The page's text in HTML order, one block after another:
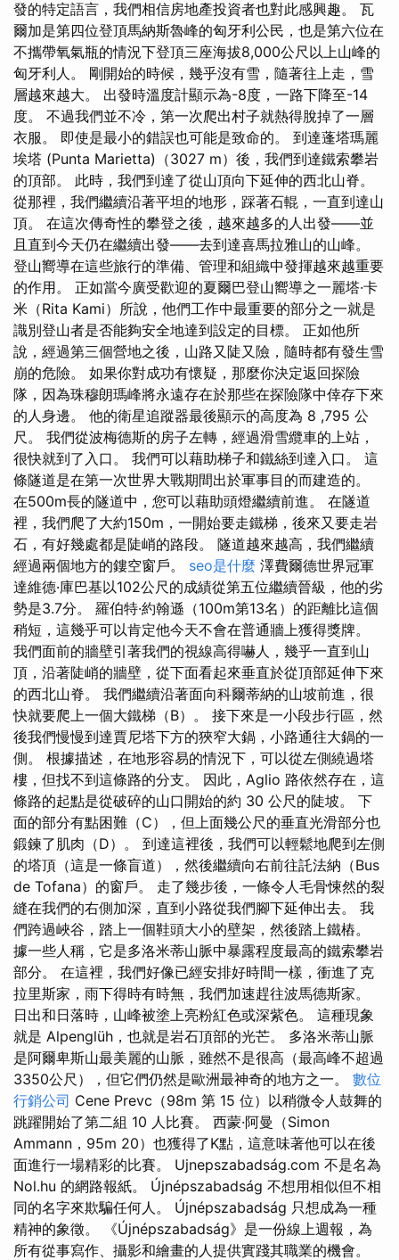
發的特定語言，我們相信房地產投資者也對此感興趣。 瓦
爾加是第四位登頂馬納斯魯峰的匈牙利公民，也是第六位在
不攜帶氧氣瓶的情況下登頂三座海拔8,000公尺以上山峰的
匈牙利人。 剛開始的時候，幾乎沒有雪，隨著往上走，雪
層越來越大。 出發時溫度計顯示為-8度，一路下降至-14
度。 不過我們並不冷，第一次爬出村子就熱得脫掉了一層
衣服。 即使是最小的錯誤也可能是致命的。 到達蓬塔瑪麗
埃塔 (Punta Marietta)（3027 m）後，我們到達鐵索攀岩
的頂部。 此時，我們到達了從山頂向下延伸的西北山脊。
從那裡，我們繼續沿著平坦的地形，踩著石輥，一直到達山
頂。 在這次傳奇性的攀登之後，越來越多的人出發——並
且直到今天仍在繼續出發——去到達喜馬拉雅山的山峰。
登山嚮導在這些旅行的準備、管理和組織中發揮越來越重要
的作用。 正如當今廣受歡迎的夏爾巴登山嚮導之一麗塔·卡
米（Rita Kami）所說，他們工作中最重要的部分之一就是
識別登山者是否能夠安全地達到設定的目標。 正如他所
說，經過第三個營地之後，山路又陡又險，隨時都有發生雪
崩的危險。 如果你對成功有懷疑，那麼你決定返回探險
隊，因為珠穆朗瑪峰將永遠存在於那些在探險隊中倖存下來
的人身邊。 他的衛星追蹤器最後顯示的高度為 8 ,795 公
尺。 我們從波梅德斯的房子左轉，經過滑雪纜車的上站，
很快就到了入口。 我們可以藉助梯子和鐵絲到達入口。 這
條隧道是在第一次世界大戰期間出於軍事目的而建造的。
在500m長的隧道中，您可以藉助頭燈繼續前進。 在隧道
裡，我們爬了大約150m，一開始要走鐵梯，後來又要走岩
石，有好幾處都是陡峭的路段。 隧道越來越高，我們繼續
經過兩個地方的鏤空窗戶。 seo是什麼 澤費爾德世界冠軍
達維德·庫巴基以102公尺的成績從第五位繼續晉級，他的劣
勢是3.7分。 羅伯特·約翰遜（100m第13名）的距離比這個
稍短，這幾乎可以肯定他今天不會在普通牆上獲得獎牌。
我們面前的牆壁引著我們的視線高得嚇人，幾乎一直到山
頂，沿著陡峭的牆壁，從下面看起來垂直於從頂部延伸下來
的西北山脊。 我們繼續沿著面向科爾蒂納的山坡前進，很
快就要爬上一個大鐵梯（B）。 接下來是一小段步行區，然
後我們慢慢到達賈尼塔下方的狹窄大鍋，小路通往大鍋的一
側。 根據描述，在地形容易的情況下，可以從左側繞過塔
樓，但找不到這條路的分支。 因此，Aglio 路依然存在，這
條路的起點是從破碎的山口開始的約 30 公尺的陡坡。 下
面的部分有點困難（C），但上面幾公尺的垂直光滑部分也
鍛鍊了肌肉（D）。 到達這裡後，我們可以輕鬆地爬到左側
的塔頂（這是一條盲道），然後繼續向右前往託法納（Bus
de Tofana）的窗戶。 走了幾步後，一條令人毛骨悚然的裂
縫在我們的右側加深，直到小路從我們腳下延伸出去。 我
們跨過峽谷，踏上一個鞋頭大小的壁架，然後踏上鐵樁。
據一些人稱，它是多洛米蒂山脈中暴露程度最高的鐵索攀岩
部分。 在這裡，我們好像已經安排好時間一樣，衝進了克
拉里斯家，雨下得時有時無，我們加速趕往波馬德斯家。
日出和日落時，山峰被塗上亮粉紅色或深紫色。 這種現象
就是 Alpenglüh，也就是岩石頂部的光芒。 多洛米蒂山脈
是阿爾卑斯山最美麗的山脈，雖然不是很高（最高峰不超過
3350公尺），但它們仍然是歐洲最神奇的地方之一。 數位
行銷公司 Cene Prevc（98m 第 15 位）以稍微令人鼓舞的
跳躍開始了第二組 10 人比賽。 西蒙·阿曼（Simon
Ammann，95m 20）也獲得了K點，這意味著他可以在後
面進行一場精彩的比賽。 Ujnepszabadság.com 不是名為
Nol.hu 的網路報紙。 Újnépszabadság 不想用相似但不相
同的名字來欺騙任何人。 Újnépszabadság 只想成為一種
精神的象徵。 《Újnépszabadság》是一份線上週報，為
所有從事寫作、攝影和繪畫的人提供實踐其職業的機會。